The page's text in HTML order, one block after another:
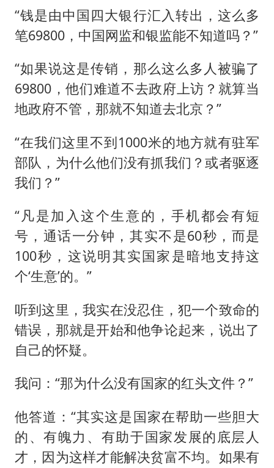
“钱是由中国四大银行汇入转出，这么多
笔69800，中国网监和银监能不知道吗？”
“如果说这是传销，那么这么多人被骗了
69800，他们难道不去政府上访？就算当
地政府不管，那就不知道去北京？”
“在我们这里不到1000米的地方就有驻军
部队，为什么他们没有抓我们？或者驱逐
我们？”
“凡是加入这个生意的，手机都会有短
号，通话一分钟，其实不是60秒，而是
100秒，这说明其实国家是暗地支持这
个‘生意’的。”
听到这里，我实在没忍住，犯一个致命的
错误，那就是开始和他争论起来，说出了
自己的怀疑。
我问：“那为什么没有国家的红头文件？”
他答道：“其实这是国家在帮助一些胆大
的、有魄力、有助于国家发展的底层人
才，因为这样才能解决贫富不均。如果有